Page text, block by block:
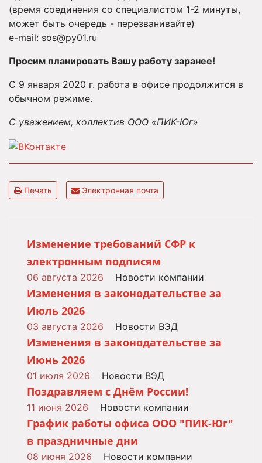
(время соединения со специалистом 1-2 минуты,
может быть очередь - перезванивайте)
e-mail: sos@py01.ru
Просим планировать Вашу работу заранее!
С 9 января 2020 г. работа в офисе продолжится в
обычном режиме.
С уважением, коллектив ООО «ПИК-Юг»
Печать Электронная почта
Изменение требований СФР к
электронным подписям
06 августа 2026 Новости компании
Изменения в законодательстве за
Июль 2026
03 августа 2026 Новости ВЭД
Изменения в законодательстве за
Июнь 2026
01 июля 2026 Новости ВЭД
Поздравляем с Днём России!
11 июня 2026 Новости компании
График работы офиса ООО "ПИК-Юг"
в праздничные дни
08 июня 2026 Новости компании